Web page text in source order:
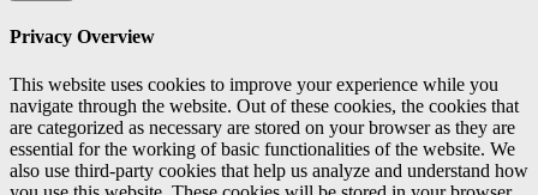
Privacy Overview
This website uses cookies to improve your experience while you
navigate through the website. Out of these cookies, the cookies that
are categorized as necessary are stored on your browser as they are
essential for the working of basic functionalities of the website. We
also use third-party cookies that help us analyze and understand how